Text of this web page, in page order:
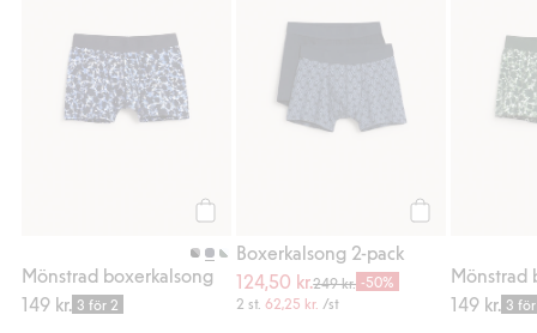
Mönstrad boxerkalsong
149 kr. 3 för 2
Boxerkalsong 2-pack
124,50 kr.249 kr. -50%
2 st.62,25 kr. /st
Mönstrad
149 kr. 3